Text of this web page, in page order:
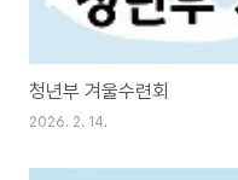
청년부 겨울수련회
2026. 2. 14.